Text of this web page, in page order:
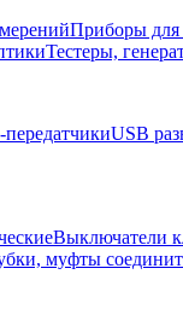
Приборы
Тестеры,
USB
Выключатели
муфты